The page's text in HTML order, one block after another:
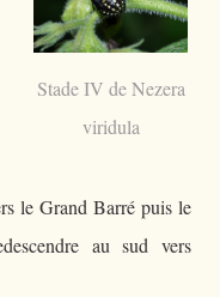
Stade IV de Nezera
viridula
le Grand Barré puis le
au sud vers